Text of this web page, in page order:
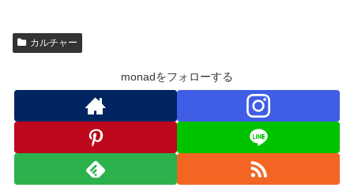
カルチャー
monadをフォローする